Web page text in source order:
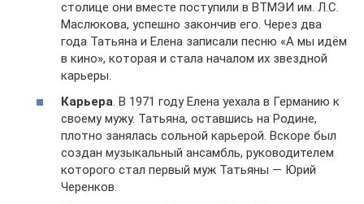
столице они вместе поступили в ВТМЭИ им. Л.С.
Маслюкова, успешно закончив его. Через два
года Татьяна и Елена записали песню «А мы идём
в кино», которая и стала началом их звездной
карьеры.
Карьера . В 1971 году Елена уехала в Германию к
своему мужу. Татьяна, оставшись на Родине,
плотно занялась сольной карьерой. Вскоре был
создан музыкальный ансамбль, руководителем
которого стал первый муж Татьяны — Юрий
Черенков.